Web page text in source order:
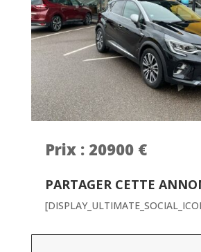
Prix : 20900 €
PARTAGER CETTE